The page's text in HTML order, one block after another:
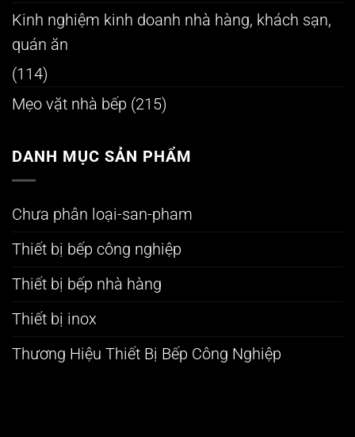
Kinh nghiệm kinh doanh nhà hàng, khách sạn,
quán ăn
(114)
Mẹo vặt nhà bếp (215)
DANH MỤC SẢN PHẨM
Chưa phân loại-san-pham
Thiết bị bếp công nghiệp
Thiết bị bếp nhà hàng
Thiết bị inox
Thương Hiệu Thiết Bị Bếp Công Nghiệp